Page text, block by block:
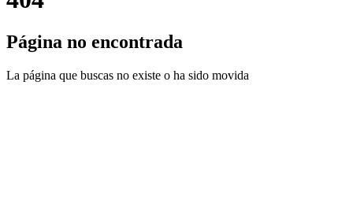
Página no encontrada
La página que buscas no existe o ha sido movida